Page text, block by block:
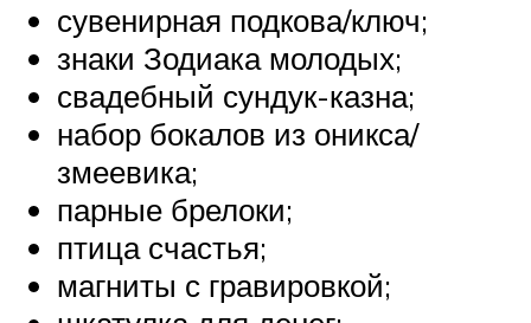
сувенирная подкова/ключ;
знаки Зодиака молодых;
свадебный сундук-казна;
набор бокалов из оникса/
змеевика;
парные брелоки;
птица счастья;
магниты с гравировкой;